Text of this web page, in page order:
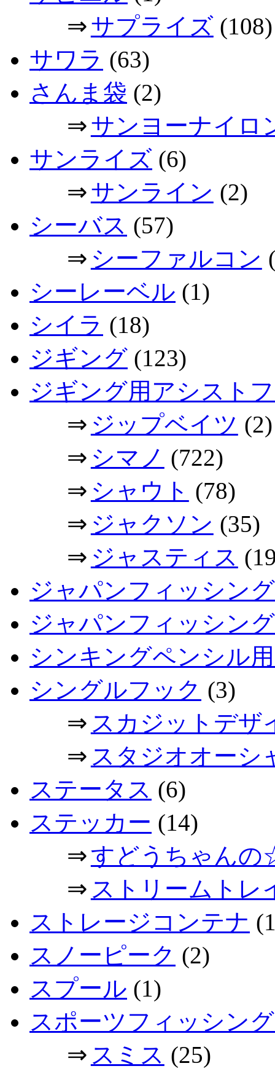
⇒サプライズ(108)
サワラ (63)
さんま袋 (2)
⇒サンヨーナイロ
サンライズ (6)
⇒サンライン (2)
シーバス (57)
⇒ シーファルコン
シーレーベル (1)
シイラ (18)
ジギング (123)
ジギング用アシスト
⇒ ジップベイツ (2)
⇒ シマノ (722)
⇒ シャウト (78)
⇒ ジャクソン (35)
⇒ ジャスティス
ジャパンフィッシン
ジャパンフィッシン
シンキングペンシル
シングルフック (3)
⇒ スカジットデザ
⇒ スタジオオーシ
ステータス (6)
ステッカー (14)
⇒すどうちゃん
⇒ ストリームトレ
ストレージコンテナ
スノーピーク (2)
スプール (1)
スポーツフィッシン
⇒ スミス (25)